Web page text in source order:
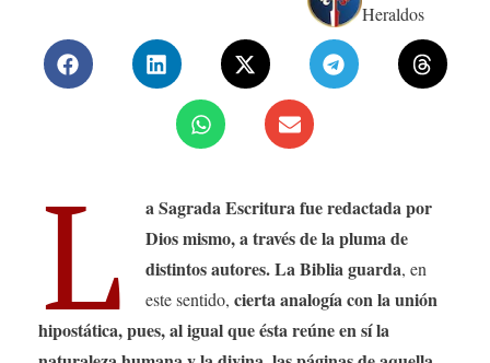
Heraldos
L
a Sagrada Escritura fue redactada por
Dios mismo, a través de la pluma de
distintos autores. La Biblia guarda, en
este sentido, cierta analogía con la unión
hipostática, pues, al igual que ésta reúne en sí la